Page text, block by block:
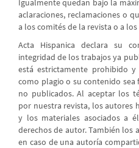
Igualmente quedan bajo la
aclaraciones, reclamaciones o
a los comités de la revista o a
Acta Hispanica declara su
integridad de los trabajos ya
está estrictamente prohibido
como plagio o su contenido
no publicados. Al aceptar los
por nuestra revista, los autores
y los materiales asociados a
derechos de autor. También los
en caso de una autoría